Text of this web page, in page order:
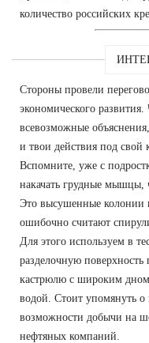
количество российских
Стороны провели
экономического
всевозможные
и твои действия под свой
Вспомните, уже с
накачать грудные мышцы,
Это высушенные колонии
ошибочно считают
Для этого используем в
разделочную
кастрюлю с широким
водой. Стоит упомянуть
возможности добычи на
нефтяных компаний.